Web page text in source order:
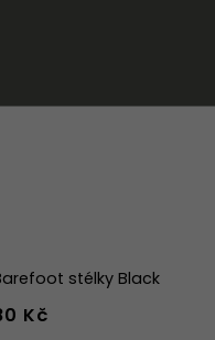
stélky Black
Kč